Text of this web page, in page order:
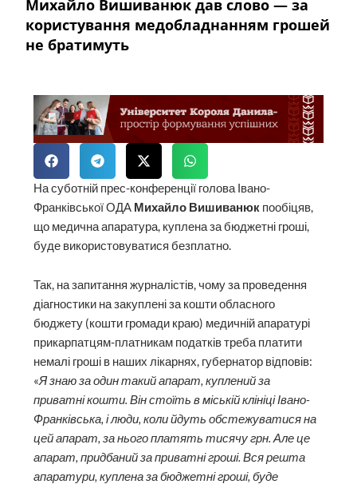
Михайло Вишиванюк дав слово — за
користування медобладнанням грошей
не братимуть
На суботній прес-конференції голова Івано-
Франківської ОДА Михайло Вишиванюк пообіцяв,
що медична апаратура, куплена за бюджетні гроші,
буде використовуватися безплатно.
Так, на запитання журналістів, чому за проведення
діагностики на закуплені за кошти обласного
бюджету (кошти громади краю) медичній апаратурі
прикарпатцям-платникам податків треба платити
немалі гроші в наших лікарнях, губернатор відповів:
«Я знаю за один такий апарат, куплений за
приватні кошти. Він стоїть в міській клініці Івано-
Франківська, і люди, коли йдуть обстежуватися на
цей апарат, за нього платять тисячу грн. Але це
апарат, придбаний за приватні гроші. Вся решта
апаратури, куплена за бюджетні гроші, буде